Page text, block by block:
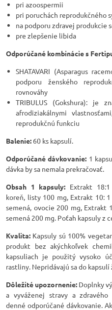
pri azoospermii
pri poruchách reprodukčného
na podporu zdravej produkcie
pre zlepšenie libida
Odporúčané kombinácie s
SHATAVARI (Asparagus
podporu ženského
rovnováhy
TRIBULUS (Gokshura): je
afrodiziakálnymi
reprodukčnú funkciu
Balenie: 60 ks kapsulí.
Odporúčané dávkovanie: 1
dávka by sa nemala prekračovať.
Obsah 1 kapsuly: Extrakt
koreň, listy 100 mg, Extrakt 10:
semená, ovocie 200 mg, Extrakt
semená 200 mg. Poťah kapsuly z
Kvalita: Kapsuly sú 100%
produkt bez akýchkoľvek
kapsuliach je použitý vysoko
rastliny. Nepridávajú sa do
Dôležité upozornenie: Doplnky
a vyváženej stravy a
denné odporúčané dávkovanie.